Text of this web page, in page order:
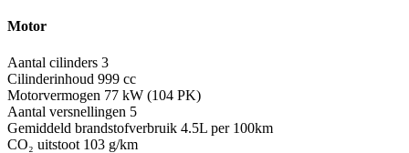
Motor
Aantal cilinders 3
Cilinderinhoud 999 cc
Motorvermogen 77 kW (104 PK)
Aantal versnellingen 5
Gemiddeld brandstofverbruik 4.5L per 100km
CO₂ uitstoot 103 g/km